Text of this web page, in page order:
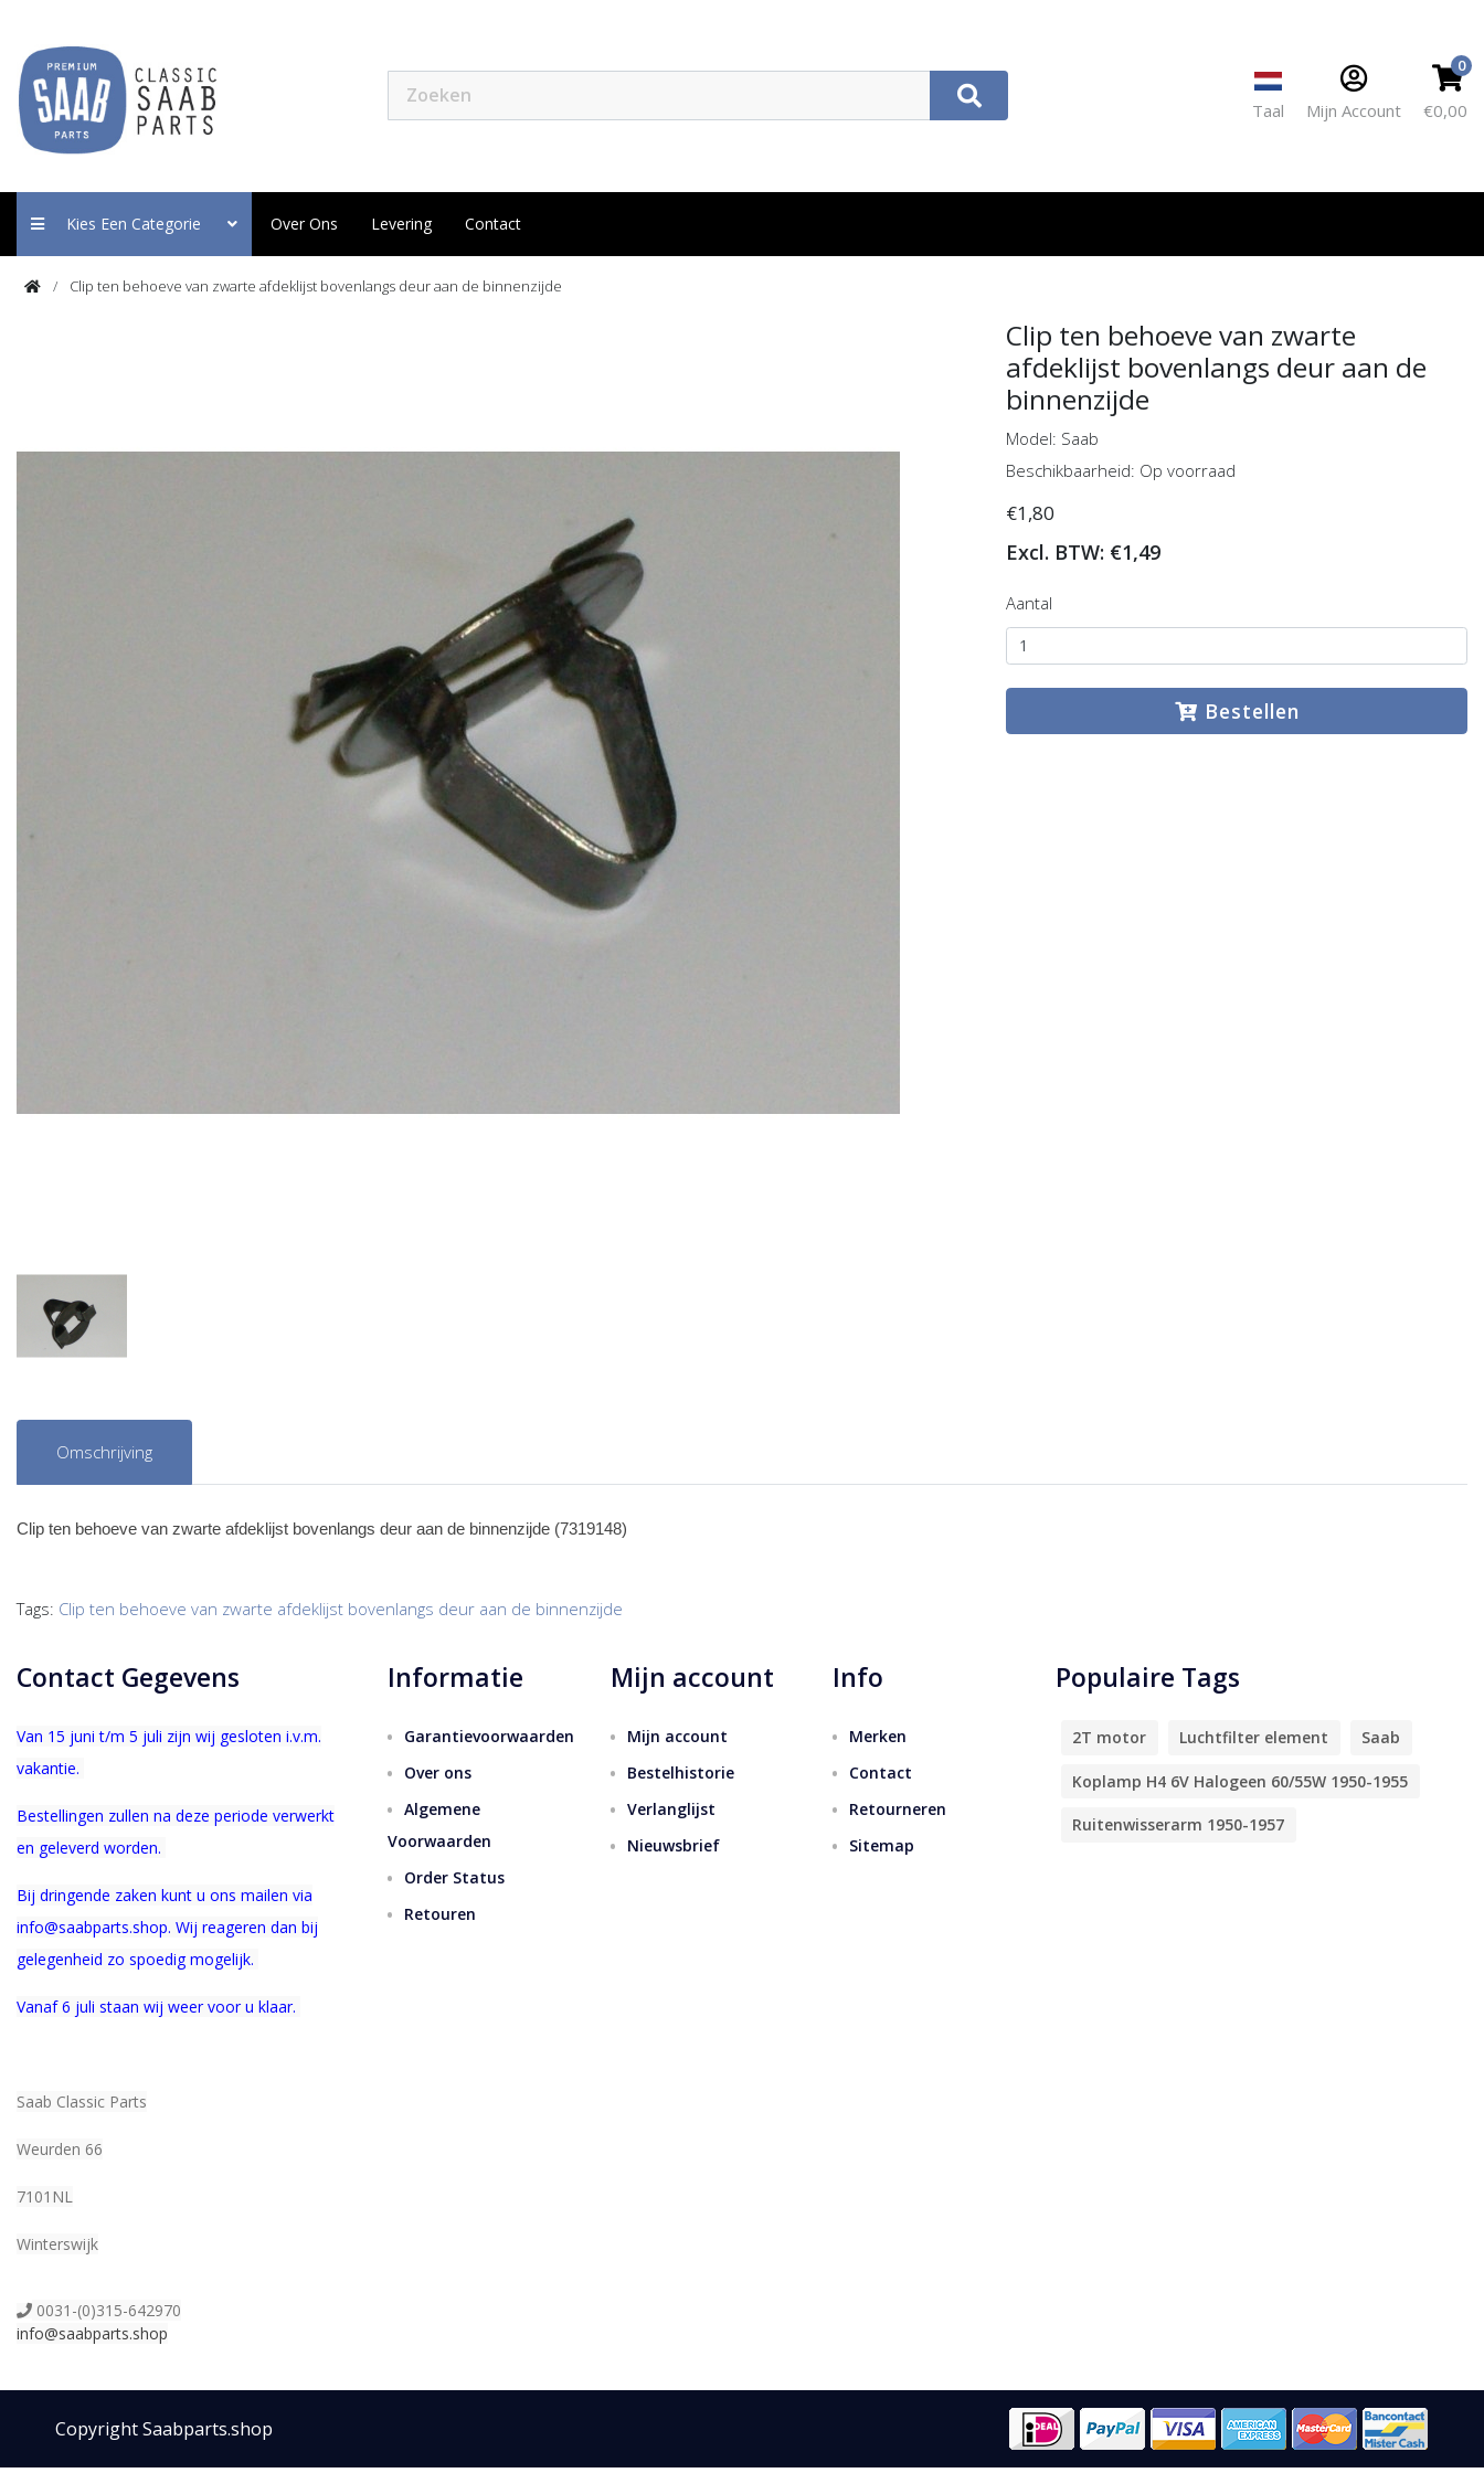
0
€0,00
Mijn Account
Taal
Kies Een Categorie Over Ons Levering Contact
Clip ten behoeve van zwarte afdeklijst bovenlangs deur aan de binnenzijde
Clip ten behoeve van zwarte
afdeklijst bovenlangs deur aan de
binnenzijde
Model: Saab
Beschikbaarheid: Op voorraad
€1,80
Excl. BTW: €1,49
Aantal
Bestellen
Omschrijving
Clip ten behoeve van zwarte afdeklijst bovenlangs deur aan de binnenzijde (7319148)
Tags: Clip ten behoeve van zwarte afdeklijst bovenlangs deur aan de binnenzijde
Contact Gegevens
Van 15 juni t/m 5 juli zijn wij gesloten i.v.m.
vakantie.
Bestellingen zullen na deze periode verwerkt
en geleverd worden.
Bij dringende zaken kunt u ons mailen via
info@saabparts.shop. Wij reageren dan bij
gelegenheid zo spoedig mogelijk.
Vanaf 6 juli staan wij weer voor u klaar.
Saab Classic Parts
Weurden 66
7101NL
Winterswijk
0031-(0)315-642970
info@saabparts.shop
Informatie
Garantievoorwaarden
Over ons
Algemene
Voorwaarden
Order Status
Retouren
Mijn account
Mijn account
Bestelhistorie
Verlanglijst
Nieuwsbrief
Info
Merken
Contact
Retourneren
Sitemap
Populaire Tags
2T motor Luchtfilter element Saab
Koplamp H4 6V Halogeen 60/55W 1950-1955
Ruitenwisserarm 1950-1957
Copyright Saabparts.shop